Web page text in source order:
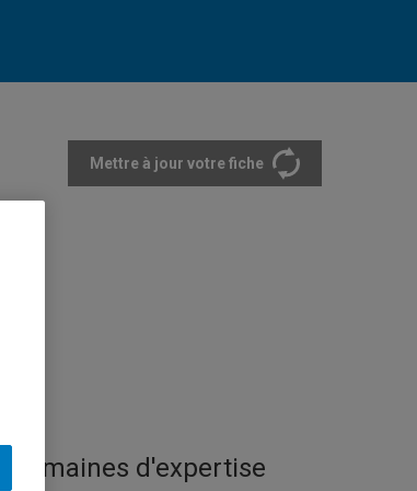
Mettre à jour votre fiche
Domaines d'expertise